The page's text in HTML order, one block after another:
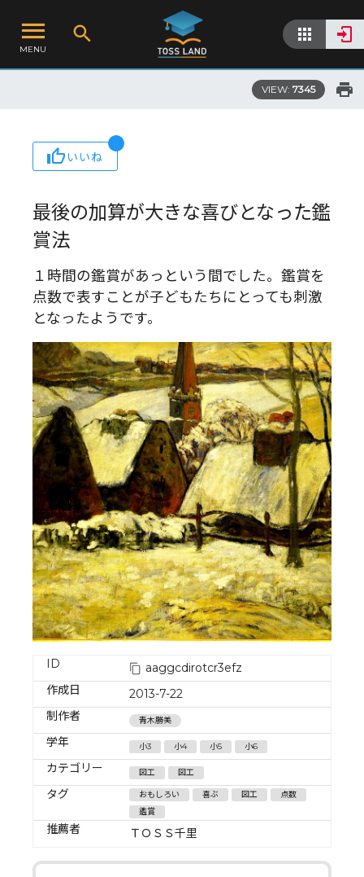
MENU
VIEW: 7345
いいね
最後の加算が大きな喜びとなった鑑
賞法
１時間の鑑賞があっという間でした。鑑賞を
点数で表すことが子どもたちにとっても刺激
となったようです。
ID
aaggcdirotcr3efz
作成日
2013-7-22
制作者
青木勝美
学年 小3 小4 小5 小6
カテゴリー 図工 図工
タグ おもしろい 喜ぶ 図工
点数
鑑賞
推薦者 ＴＯＳＳ千里